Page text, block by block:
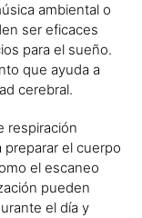
ambiental o
ser eficaces
para el sueño.
que ayuda a
cerebral.
respiración
el cuerpo
el escaneo
pueden
el día y